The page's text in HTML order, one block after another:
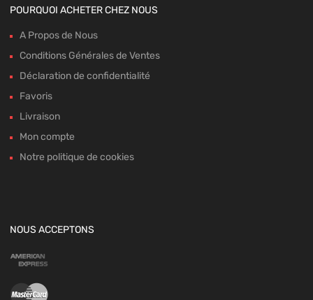
POURQUOI ACHETER CHEZ NOUS
A Propos de Nous
Conditions Générales de Ventes
Déclaration de confidentialité
Favoris
Livraison
Mon compte
Notre politique de cookies
NOUS ACCEPTONS